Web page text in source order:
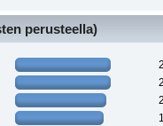
perusteella)